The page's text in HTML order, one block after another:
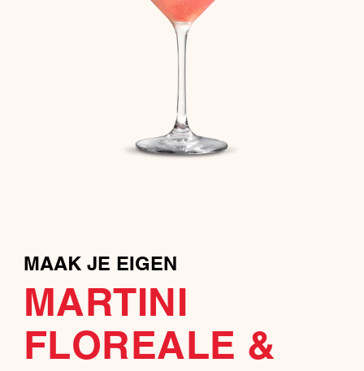
MAAK JE EIGEN
MARTINI
FLOREALE &